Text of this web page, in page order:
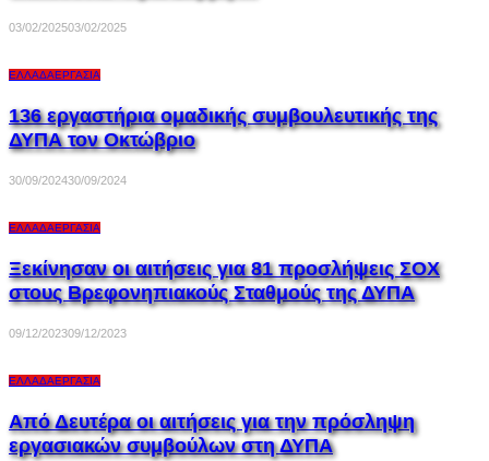
03/02/202503/02/2025
ΕΛΛΆΔΑΕΡΓΑΣΊΑ
136 εργαστήρια ομαδικής συμβουλευτικής της
ΔΥΠΑ τον Οκτώβριο
30/09/202430/09/2024
ΕΛΛΆΔΑΕΡΓΑΣΊΑ
Ξεκίνησαν οι αιτήσεις για 81 προσλήψεις ΣΟΧ
στους Βρεφονηπιακούς Σταθμούς της ΔΥΠΑ
09/12/202309/12/2023
ΕΛΛΆΔΑΕΡΓΑΣΊΑ
Από Δευτέρα οι αιτήσεις για την πρόσληψη
εργασιακών συμβούλων στη ΔΥΠΑ